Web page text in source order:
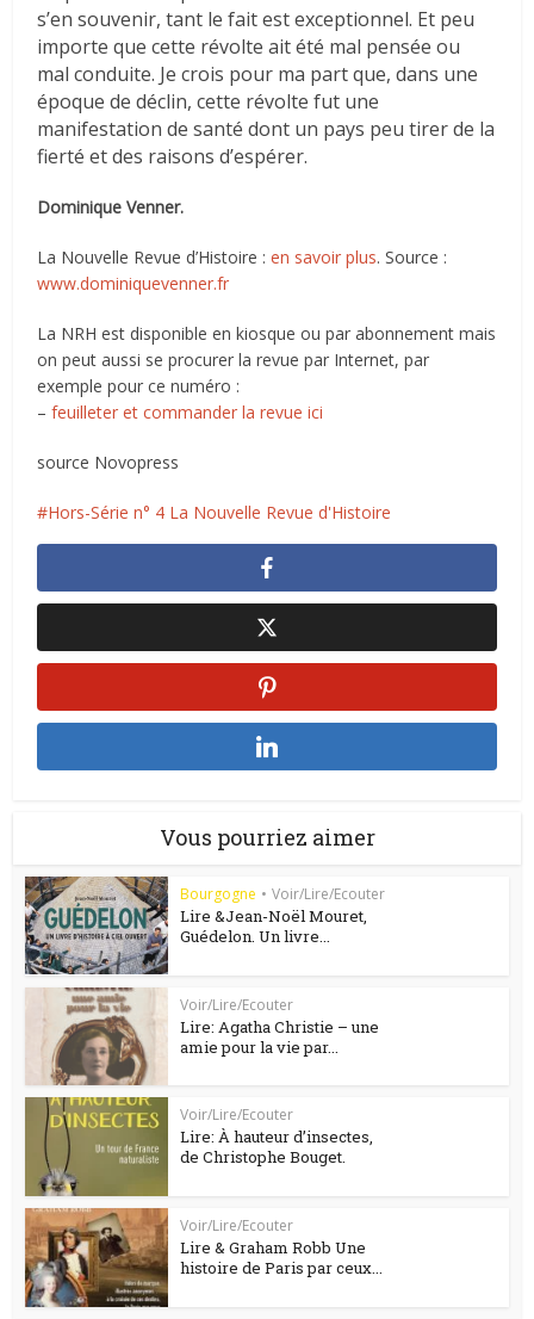
s’en souvenir, tant le fait est exceptionnel. Et peu
importe que cette révolte ait été mal pensée ou
mal conduite. Je crois pour ma part que, dans une
époque de déclin, cette révolte fut une
manifestation de santé dont un pays peu tirer de la
fierté et des raisons d’espérer.
Dominique Venner.
La Nouvelle Revue d’Histoire :en savoir plus. Source :
www.dominiquevenner.fr
La NRH est disponible en kiosque ou par abonnement mais
on peut aussi se procurer la revue par Internet, par
exemple pour ce numéro :
–feuilleter et commander la revue ici
source Novopress
Hors-Série n° 4 La Nouvelle Revue d'Histoire
Vous pourriez aimer
Bourgogne • Voir/Lire/Ecouter
Lire &Jean-Noël Mouret,
Guédelon. Un livre...
Voir/Lire/Ecouter
Lire: Agatha Christie – une
amie pour la vie par...
Voir/Lire/Ecouter
Lire: À hauteur d’insectes,
de Christophe Bouget.
Voir/Lire/Ecouter
Lire & Graham Robb Une
histoire de Paris par ceux...